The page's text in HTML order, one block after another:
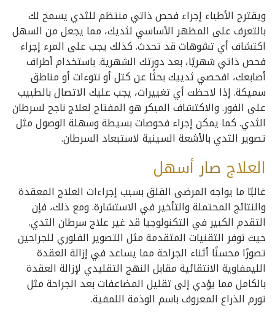
ويقترح الأطباء إجراء فحص ذاتي منتظم للثدي يسمح لك
بالتعرف على المظهر الأساسي لثديك، مما يجعل من السهل
اكتشاف أي تشوهات قد تحدث. كذلك يجب على المرء إجراء
فحص ذاتي شهريًا، بعد دورتك الشهرية. باستخدام أطراف
أصابعك، افحصي ثدييك بحثًا عن كتل أو نتوءات أو مناطق
سميكة. إذا لاحظت أي تغييرات، يجب عليك الاتصال بالطبيب
على الفور. والاكتشاف المبكر هو المفتاح لعلاج ناجح لسرطان
الثدي. كما يمكن إجراء فحوصات بسيطة وسهلة الوصول مثل
تصوير الثدي بالأشعة السينية لاستبعاد السرطان.
العلاج صارأسهل
غالبًا ما يواجه المرضى القلق بسبب إجراءات العلاج المعقدة
والنتائج المحتملة والتأخير في الاستشارة. ومع ذلك، فإن
التقدم الكبير في التكنولوجيا قد غير علاج سرطان الثدي.
حيث توفر التقنيات المتقدمة مثل التصوير الفلوري للجراحين
تصورًا محسنًا أثناء الجراحة مما يساعد في إزالة العقدة
الليمفاوية الانتقائية مقابل النهج التقليدي لإزالة العقدة
بالكامل مما يؤدي إلى تقليل المضاعفات بعد الجراحة مثل
تورم الذراع المعروف باسم الوذمة اللمفية.